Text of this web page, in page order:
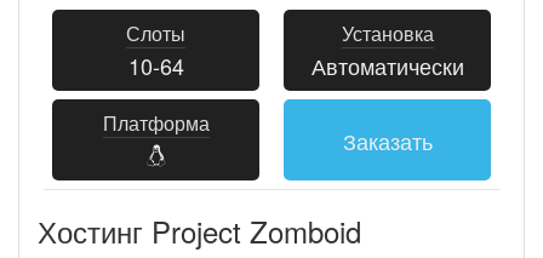
Слоты
10-64
Установка
Автоматически
Платформа
Заказать
Хостинг Project Zomboid